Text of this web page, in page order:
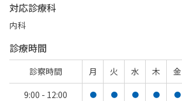
対応診療科
内科
診療時間
診察時間 月 火 水 木 金
9:00 - 12:00
● ● ● ● ●